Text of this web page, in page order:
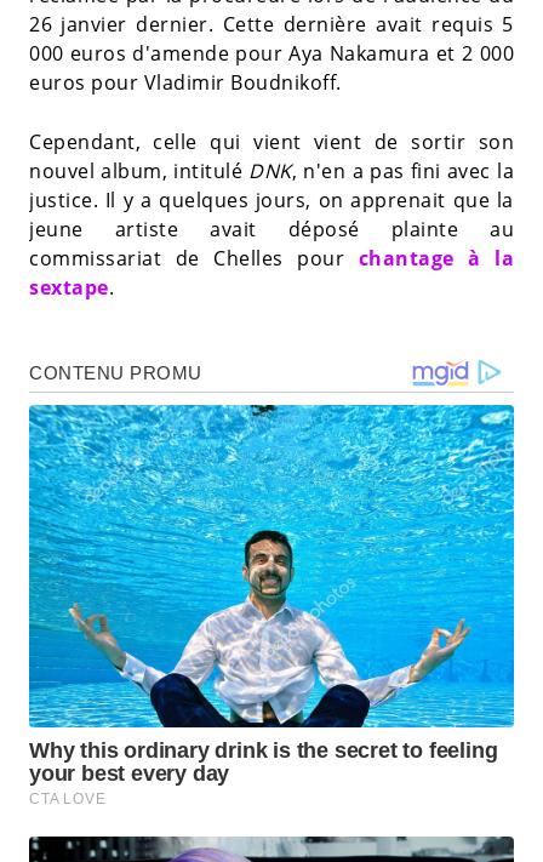
26 janvier dernier. Cette dernière avait requis 5
000 euros d'amende pour Aya Nakamura et 2 000
euros pour Vladimir Boudnikoff.
Cependant, celle qui vient vient de sortir son
nouvel album, intitulé DNK, n'en a pas fini avec la
justice. Il y a quelques jours, on apprenait que la
jeune artiste avait déposé plainte au
commissariat de Chelles pour chantage à la
sextape.